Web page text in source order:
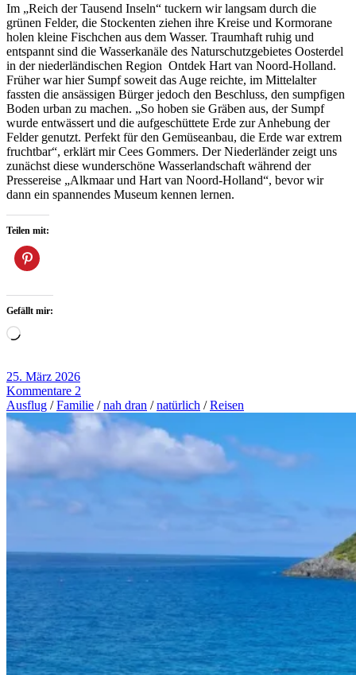
Im „Reich der Tausend Inseln“ tuckern wir langsam durch die
grünen Felder, die Stockenten ziehen ihre Kreise und Kormorane
holen kleine Fischchen aus dem Wasser. Traumhaft ruhig und
entspannt sind die Wasserkanäle des Naturschutzgebietes Oosterdel
in der niederländischen Region Ontdek Hart van Noord-Holland.
Früher war hier Sumpf soweit das Auge reichte, im Mittelalter
fassten die ansässigen Bürger jedoch den Beschluss, den sumpfigen
Boden urban zu machen. „So hoben sie Gräben aus, der Sumpf
wurde entwässert und die aufgeschüttete Erde zur Anhebung der
Felder genutzt. Perfekt für den Gemüseanbau, die Erde war extrem
fruchtbar“, erklärt mir Cees Gommers. Der Niederländer zeigt uns
zunächst diese wunderschöne Wasserlandschaft während der
Pressereise „Alkmaar und Hart van Noord-Holland“, bevor wir
dann ein spannendes Museum kennen lernen.
Teilen mit:
Gefällt mir:
Wird
25. März 2026
Kommentare 2
Ausflug /Familie /nah dran /natürlich /Reisen